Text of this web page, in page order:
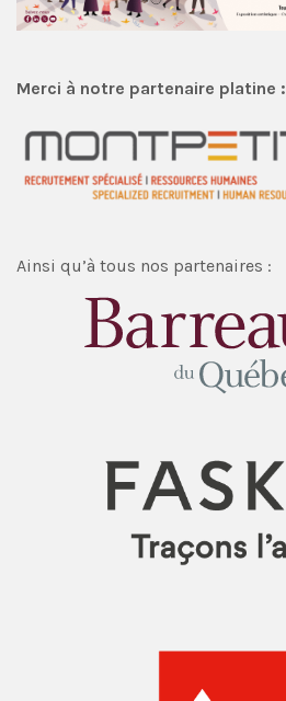
Merci à notre partenaire platine :
Ainsi qu’à tous nos partenaires :